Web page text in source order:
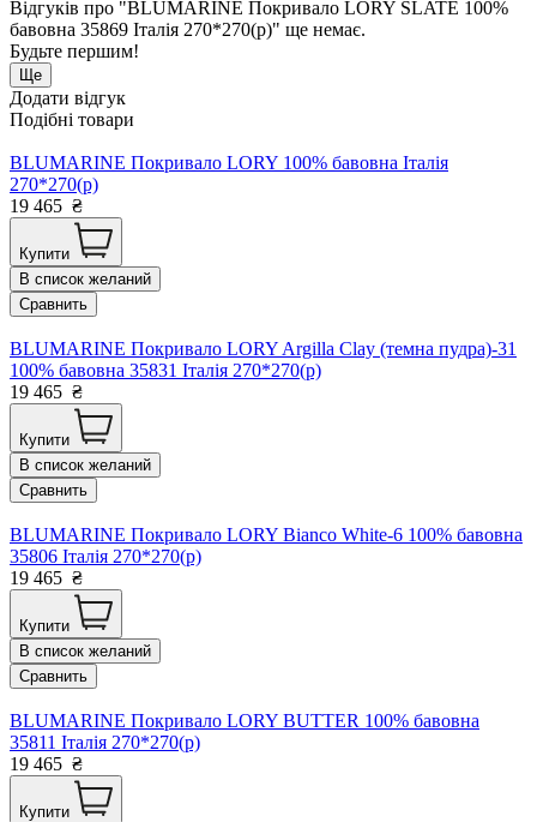
Відгуків про "BLUMARINE Покривало LORY SLATE 100%
бавовна 35869 Італія 270*270(р)" ще немає.
Будьте першим!
Ще
Додати відгук
Подібні товари
BLUMARINE Покривало LORY 100% бавовна Італія
270*270(р)
19 465 ₴
Купити
В список желаний
Сравнить
BLUMARINE Покривало LORY Argilla Clay (темна пудра)-31
100% бавовна 35831 Італія 270*270(р)
19 465 ₴
Купити
В список желаний
Сравнить
BLUMARINE Покривало LORY Bianco White-6 100% бавовна
35806 Італія 270*270(р)
19 465 ₴
Купити
В список желаний
Сравнить
BLUMARINE Покривало LORY BUTTER 100% бавовна
35811 Італія 270*270(р)
19 465 ₴
Купити